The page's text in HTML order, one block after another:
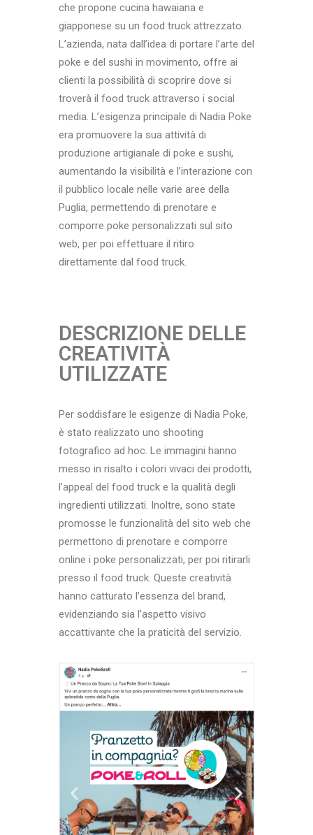
che propone cucina hawaiana e
giapponese su un food truck attrezzato.
L’azienda, nata dall’idea di portare l’arte del
poke e del sushi in movimento, offre ai
clienti la possibilità di scoprire dove si
troverà il food truck attraverso i social
media. L’esigenza principale di Nadia Poke
era promuovere la sua attività di
produzione artigianale di poke e sushi,
aumentando la visibilità e l’interazione con
il pubblico locale nelle varie aree della
Puglia, permettendo di prenotare e
comporre poke personalizzati sul sito
web, per poi effettuare il ritiro
direttamente dal food truck.
DESCRIZIONE DELLE
CREATIVITÀ
UTILIZZATE
Per soddisfare le esigenze di Nadia Poke,
è stato realizzato uno shooting
fotografico ad hoc. Le immagini hanno
messo in risalto i colori vivaci dei prodotti,
l’appeal del food truck e la qualità degli
ingredienti utilizzati. Inoltre, sono state
promosse le funzionalità del sito web che
permettono di prenotare e comporre
online i poke personalizzati, per poi ritirarli
presso il food truck. Queste creatività
hanno catturato l’essenza del brand,
evidenziando sia l’aspetto visivo
accattivante che la praticità del servizio.